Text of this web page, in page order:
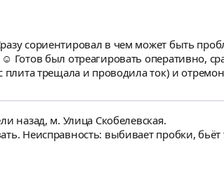
сориентировал в чем может быть
Готов был отреагировать оперативно,
трещала и проводила ток) и
обратилась, пытались развести, не
что видят молодую девушку как
☺️ Спасибо Вам, Сергей!
назад, м. Улица Скобелевская.
Неисправность: выбивает пробки,